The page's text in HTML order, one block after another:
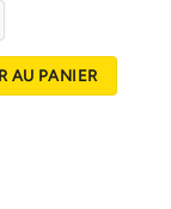
AU PANIER